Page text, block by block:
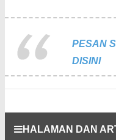
PESAN
DISINI
HALAMAN DAN